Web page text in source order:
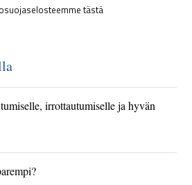
tästä
irrottautumiselle ja hyvän